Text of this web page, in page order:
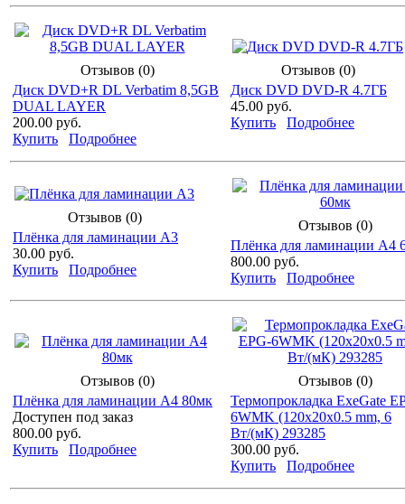
Отзывов (0)
Диск DVD+R DL Verbatim 8,5GB
DUAL LAYER
200.00 руб.
Купить
Подробнее
Отзывов (0)
Диск DVD DVD-R 4.7ГБ
45.00 руб.
Купить
Подробнее
Отзывов (0)
Плёнка для ламинации А3
30.00 руб.
Купить
Подробнее
Отзывов (0)
Плёнка для ламинации А4
800.00 руб.
Купить
Подробнее
Отзывов (0)
Плёнка для ламинации А4 80мк
Доступен под заказ
800.00 руб.
Купить
Подробнее
Отзывов (0)
Термопрокладка ExeGate
6WMK (120x20x0.5 mm, 6
Вт/(мК) 293285
300.00 руб.
Купить
Подробнее